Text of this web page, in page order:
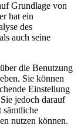
Grundlage von
hat ein
des
auch seine
die Benutzung
Sie können
Einstellung
jedoch darauf
sämtliche
nutzen können.